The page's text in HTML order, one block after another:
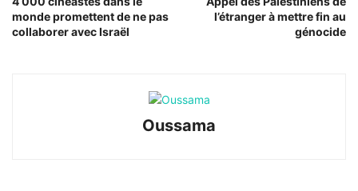
monde promettent de ne pas
collaborer avec Israël
l’étranger à mettre fin au
génocide
Oussama